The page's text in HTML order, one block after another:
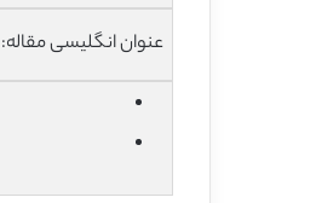
عنوان انگلیسی مقاله: